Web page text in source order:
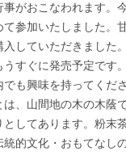
事がおこなわれます。
参加いたしました。
していただきました
すぐに発売予定です
も興味を持ってくだ
、山間地の木の木蔭
してあります。粉末
的文化・おもてなし